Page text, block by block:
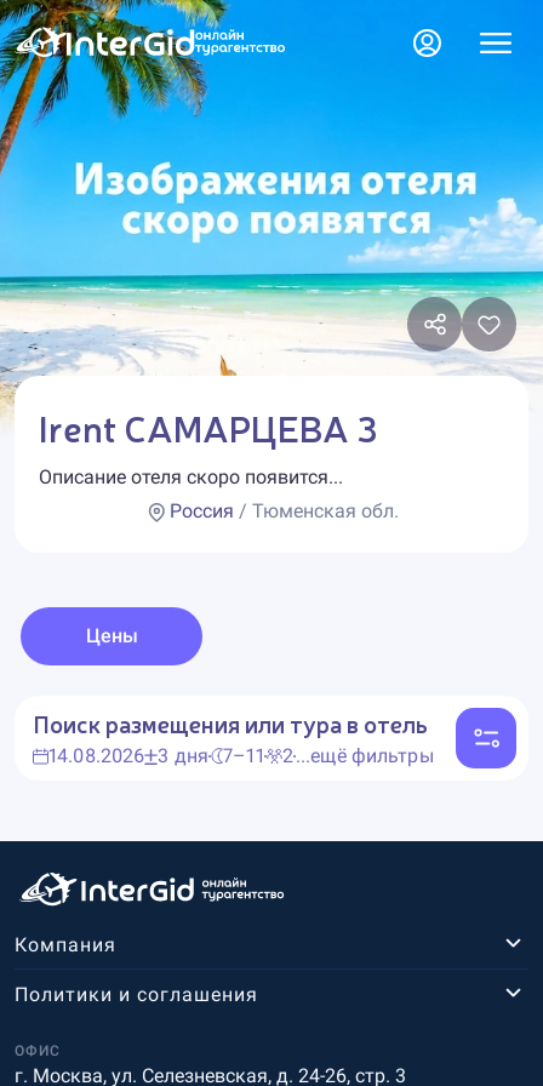
Irent САМАРЦЕВА 3
Описание отеля скоро появится...
Россия / Тюменская обл.
Цены
Поиск размещения или тура в отель
14.08.2026 3 дня 7–11 2...ещё фильтры
Компания
ОФИС
г. Москва, ул. Селезневская, д. 24-26, стр. 3
Политики и соглашения